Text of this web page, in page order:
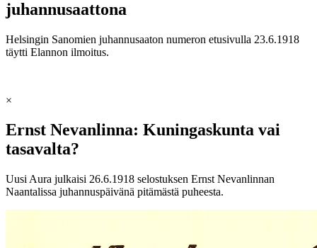
juhannusaattona
Helsingin Sanomien juhannusaaton numeron etusivulla 23.6.1918
täytti Elannon ilmoitus.
×
Ernst Nevanlinna: Kuningaskunta vai
tasavalta?
Uusi Aura julkaisi 26.6.1918 selostuksen Ernst Nevanlinnan
Naantalissa juhannuspäivänä pitämästä puheesta.